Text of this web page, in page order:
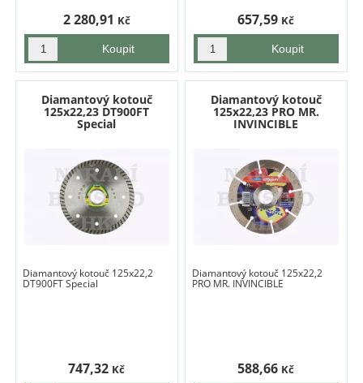
2 280,91 Kč 657,59 Kč
Diamantový kotouč
125x22,23 DT900FT
Special
Diamantový kotouč 125x22,2
DT900FT Special
747,32 Kč
Diamantový kotouč
125x22,23 PRO MR.
INVINCIBLE
Diamantový kotouč 125x22,2
PRO MR. INVINCIBLE
588,66 Kč